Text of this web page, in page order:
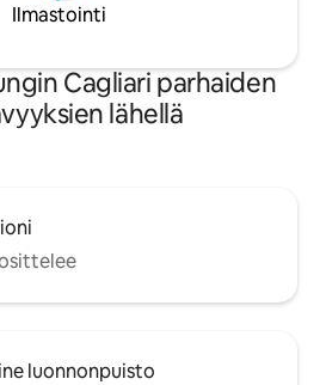
Ilmastointi
Cagliari parhaiden
lähellä
luonnonpuisto